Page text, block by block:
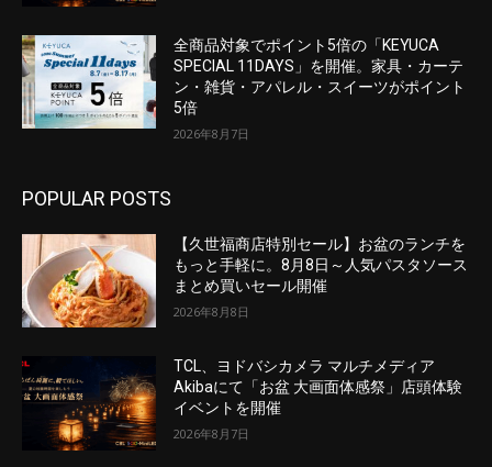
全商品対象でポイント5倍の「KEYUCA
SPECIAL 11DAYS」を開催。家具・カーテ
ン・雑貨・アパレル・スイーツがポイント
5倍
2026年8月7日
POPULAR POSTS
【久世福商店特別セール】お盆のランチを
もっと手軽に。8月8日～人気パスタソース
まとめ買いセール開催
2026年8月8日
TCL、ヨドバシカメラ マルチメディア
Akibaにて「お盆 大画面体感祭」店頭体験
イベントを開催
2026年8月7日